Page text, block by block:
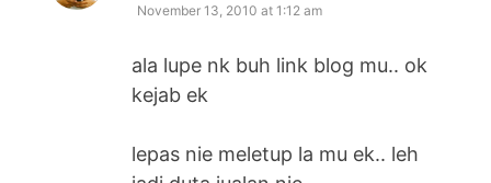
November 13, 2010 at 1:12 am
ala lupe nk buh link blog mu.. ok
kejab ek
lepas nie meletup la mu ek.. leh